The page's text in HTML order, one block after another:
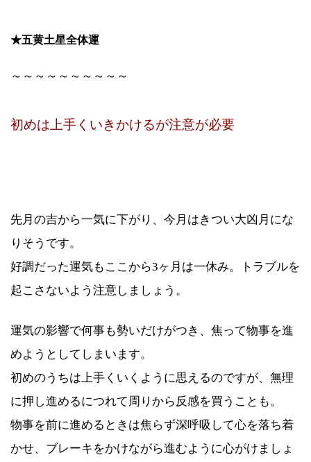
★五黄土星全体運
～～～～～～～～～～
初めは上手くいきかけるが注意が必要
先月の吉から一気に下がり、今月はきつい大凶月にな
りそうです。
好調だった運気もここから3ヶ月は一休み。トラブルを
起こさないよう注意しましょう。
運気の影響で何事も勢いだけがつき、焦って物事を進
めようとしてしまいます。
初めのうちは上手くいくように思えるのですが、無理
に押し進めるにつれて周りから反感を買うことも。
物事を前に進めるときは焦らず深呼吸して心を落ち着
かせ、ブレーキをかけながら進むように心がけましょ